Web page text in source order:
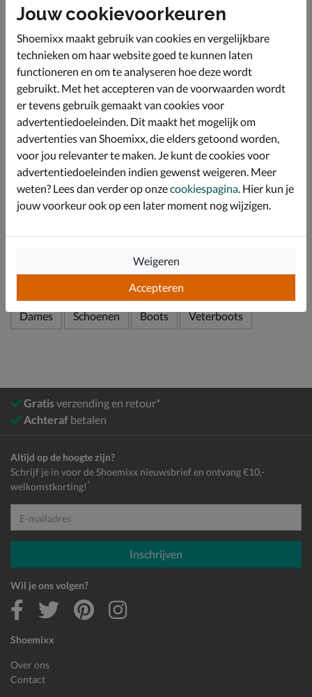
leerlooijerijen van Panama Jack. Door de waterproof
bewerking kun je deze laarzen in alle
weersomstandigheden dragen.
Gevoerd met fake fur wat de voeten heerlijk warm
houdt tijdens de koudere dagen.
Voorzien van een anatomisch voorgevormd voetbed
wat optimale demping en goede ondersteuning biedt.
Het uitneembare voetbed biedt ook de mogelijkheid
eigen zolen te dragen.
De flexibele en duurzame rubberen zool is gripvast en
heeft een grof profiel.
Specificaties
Bekijk meer
Dames Schoenen Boots Veterboots
Gratisverzending en retour*
Achteraf betalen
Shoemixx
Over ons
Contact
Altijd op de hoogte zijn?
Schrijf je in voor de Shoemixx nieuwsbrief en ontvang €10,-
welkomstkorting! *
E-mailadres
Inschrijven
Wil je ons volgen?
Jouw cookievoorkeuren
Shoemixx maakt gebruik van cookies en vergelijkbare
technieken om haar website goed te kunnen laten
functioneren en om te analyseren hoe deze wordt
gebruikt. Met het accepteren van de voorwaarden wordt
er tevens gebruik gemaakt van cookies voor
advertentiedoeleinden. Dit maakt het mogelijk om
advertenties van Shoemixx, die elders getoond worden,
voor jou relevanter te maken. Je kunt de cookies voor
advertentiedoeleinden indien gewenst weigeren. Meer
weten? Lees dan verder op onzecookiespagina. Hier kun je
jouw voorkeur ook op een later moment nog wijzigen.
Accepteren
Weigeren